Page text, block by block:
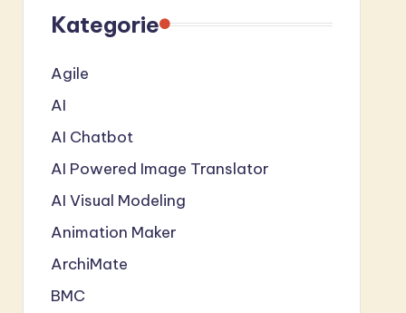
Kategorie
Agile
AI
AI Chatbot
AI Powered Image Translator
AI Visual Modeling
Animation Maker
ArchiMate
BMC